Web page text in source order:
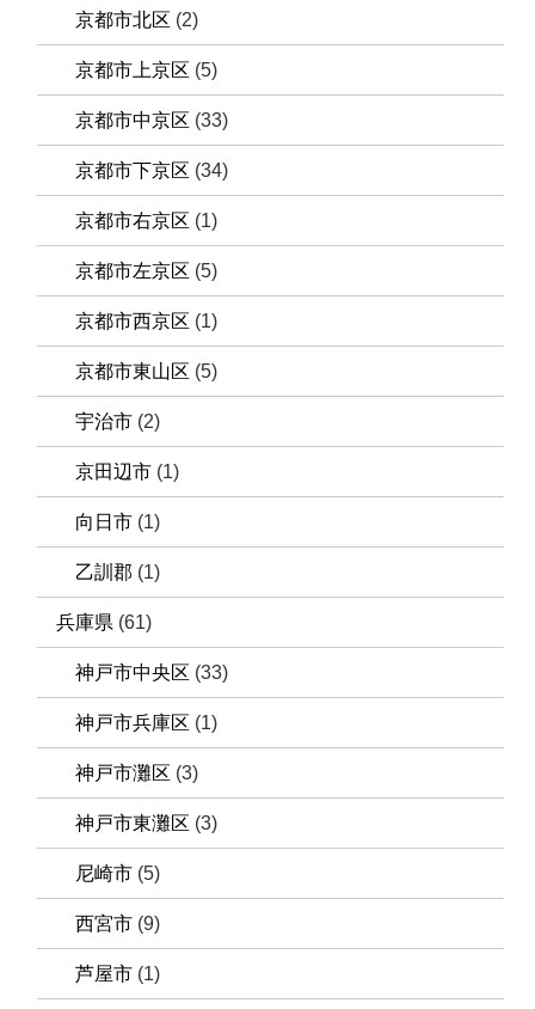
京都市北区 (2)
京都市上京区 (5)
京都市中京区 (33)
京都市下京区 (34)
京都市右京区 (1)
京都市左京区 (5)
京都市西京区 (1)
京都市東山区 (5)
宇治市 (2)
京田辺市 (1)
向日市 (1)
乙訓郡 (1)
兵庫県 (61)
神戸市中央区 (33)
神戸市兵庫区 (1)
神戸市灘区 (3)
神戸市東灘区 (3)
尼崎市 (5)
西宮市 (9)
芦屋市 (1)